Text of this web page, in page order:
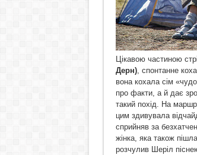
Цікавою частиною
Дерн), спонтанне
вона кохала сім
про факти, а й дає
такий похід. На
цим здивувала
сприйняв за
жінка, яка також
розчулив Шеріл